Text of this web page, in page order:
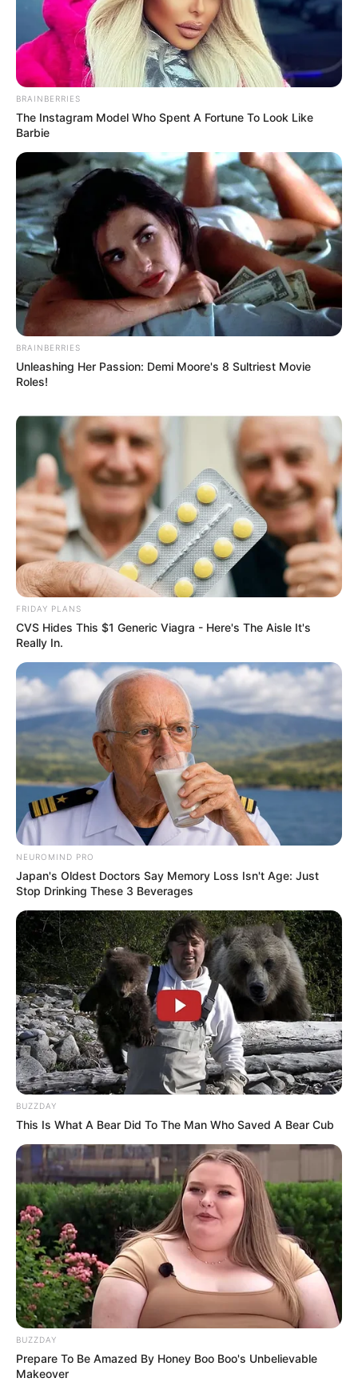
BRAINBERRIES
The Instagram Model Who Spent A Fortune To Look Like
Barbie
BRAINBERRIES
Unleashing Her Passion: Demi Moore's 8 Sultriest Movie
Roles!
FRIDAY PLANS
CVS Hides This $1 Generic Viagra - Here's The Aisle It's
Really In.
NEUROMIND PRO
Japan's Oldest Doctors Say Memory Loss Isn't Age: Just
Stop Drinking These 3 Beverages
BUZZDAY
This Is What A Bear Did To The Man Who Saved A Bear Cub
BUZZDAY
Prepare To Be Amazed By Honey Boo Boo's Unbelievable
Makeover